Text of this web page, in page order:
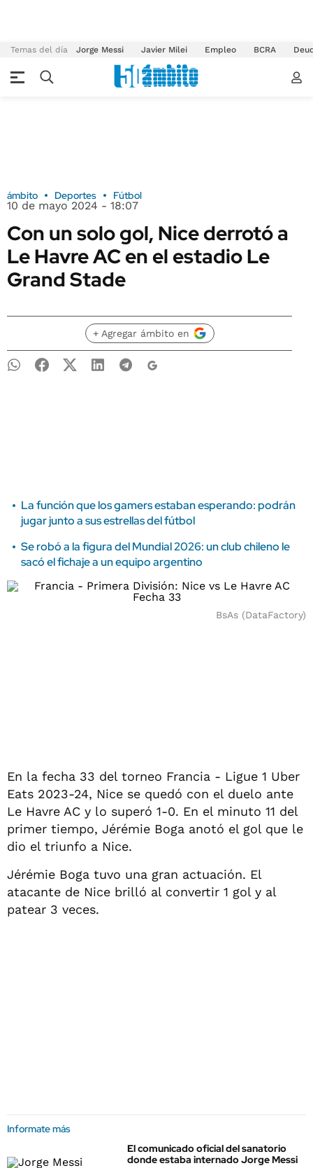
Temas del día Jorge Messi Javier Milei Empleo BCRA
ámbito Deportes Fútbol
10 de mayo 2024 - 18:07
Con un solo gol, Nice derrotó a
Le Havre AC en el estadio Le
Grand Stade
+ Agregar ámbito en
La función que los gamers estaban esperando: podrán
jugar junto a sus estrellas del fútbol
Se robó a la figura del Mundial 2026: un club chileno le
sacó el fichaje a un equipo argentino
BsAs (DataFactory)
En la fecha 33 del torneo Francia - Ligue 1 Uber
Eats 2023-24, Nice se quedó con el duelo ante
Le Havre AC y lo superó 1-0. En el minuto 11 del
primer tiempo, Jérémie Boga anotó el gol que le
dio el triunfo a Nice.
Jérémie Boga tuvo una gran actuación. El
atacante de Nice brilló al convertir 1 gol y al
patear 3 veces.
Informate más
El comunicado oficial del sanatorio
donde estaba internado Jorge Messi